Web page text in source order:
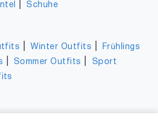
|Schuhe
|Winter Outfits
Frühlings
Sommer Outfits
Sport